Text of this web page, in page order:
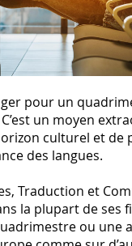
pour un
un moyen
culturel et de
des langues.
Traduction et
la plupart de ses
ou une